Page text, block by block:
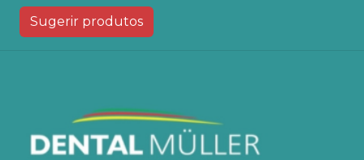
Sugerir produtos